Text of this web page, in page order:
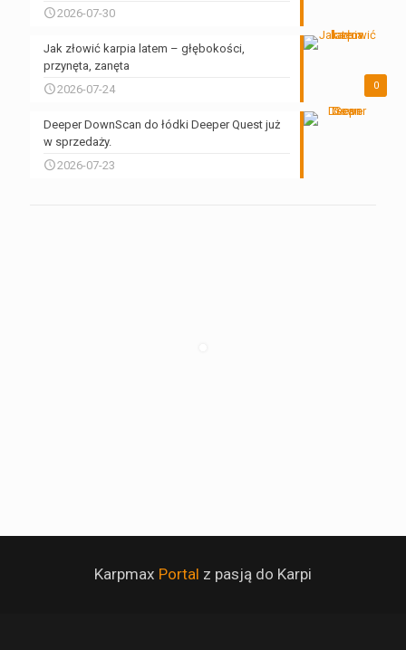
2026-07-30
0
Jak złowić karpia latem – głębokości,
przynęta, zanęta
2026-07-24
Deeper DownScan do łódki Deeper Quest już
w sprzedaży.
2026-07-23
Karpmax Portal z pasją do Karpi